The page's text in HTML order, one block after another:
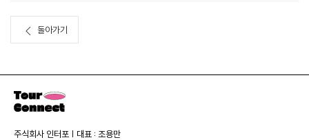
돌아가기
주식회사 인터포 | 대표 : 조용만